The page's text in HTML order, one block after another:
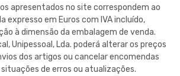
apresentados no site correspondem ao
expresso em Euros com IVA incluído,
à dimensão da embalagem de venda.
Unipessoal, Lda. poderá alterar os preços
dos artigos ou cancelar encomendas
de erros ou atualizações.